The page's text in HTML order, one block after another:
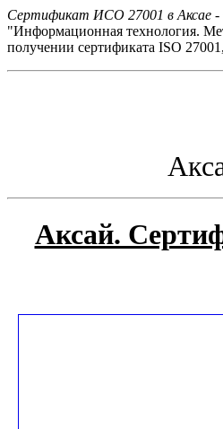
Сертификат ИСО 27001 в Аксае -
"Информационная технология.
получении сертификата ISO
Аксай.